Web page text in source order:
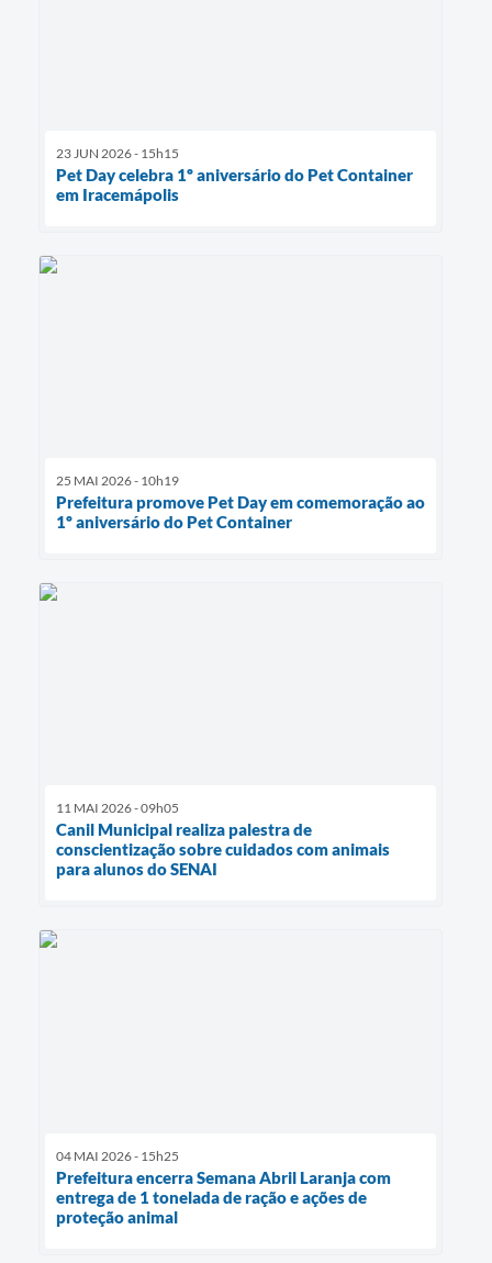
23 JUN 2026 - 15h15
Pet Day celebra 1º aniversário do Pet Container
em Iracemápolis
25 MAI 2026 - 10h19
Prefeitura promove Pet Day em comemoração ao
1º aniversário do Pet Container
11 MAI 2026 - 09h05
Canil Municipal realiza palestra de
conscientização sobre cuidados com animais
para alunos do SENAI
04 MAI 2026 - 15h25
Prefeitura encerra Semana Abril Laranja com
entrega de 1 tonelada de ração e ações de
proteção animal